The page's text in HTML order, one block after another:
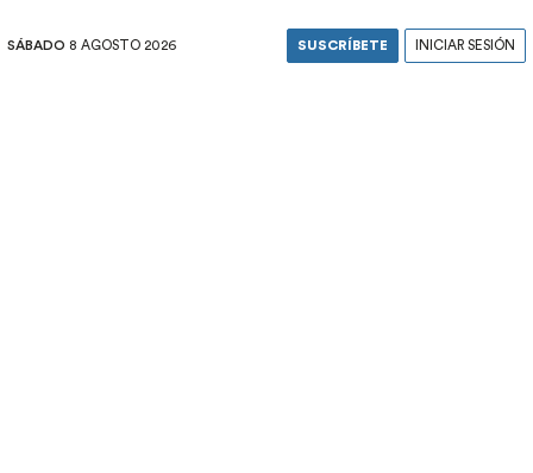
SÁBADO 8 AGOSTO 2026 SUSCRÍBETE INICIAR SESIÓN